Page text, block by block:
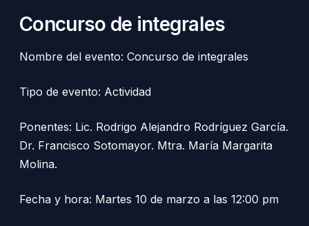
Concurso de integrales
Nombre del evento: Concurso de integrales
Tipo de evento: Actividad
Ponentes: Lic. Rodrigo Alejandro Rodríguez García.
Dr. Francisco Sotomayor. Mtra. María Margarita
Molina.
Fecha y hora: Martes 10 de marzo a las 12:00 pm